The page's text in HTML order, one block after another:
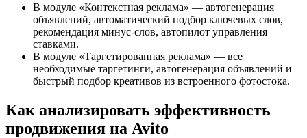
В модуле «Контекстная реклама» — автогенерация
объявлений, автоматический подбор ключевых слов,
рекомендация минус-слов, автопилот управления
ставками.
В модуле «Таргетированная реклама» — все
необходимые таргетинги, автогенерация объявлений и
быстрый подбор креативов из встроенного фотостока.
Как анализировать эффективность
продвижения на Avito